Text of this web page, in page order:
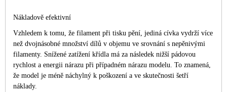
Nákladově efektivní
Vzhledem k tomu, že filament při tisku pění, jediná cívka vydrží více
než dvojnásobné množství dílů v objemu ve srovnání s nepěnivými
filamenty. Snížené zatížení křídla má za následek nižší pádovou
rychlost a energii nárazu při případném nárazu modelu. To znamená,
že model je méně náchylný k poškození a ve skutečnosti šetří
náklady.